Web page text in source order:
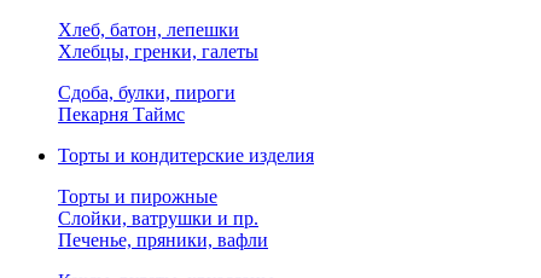
Хлеб, батон, лепешки
Хлебцы, гренки, галеты
Сдоба, булки, пироги
Пекарня Таймс
Торты и кондитерские изделия
Торты и пирожные
Слойки, ватрушки и пр.
Печенье, пряники, вафли